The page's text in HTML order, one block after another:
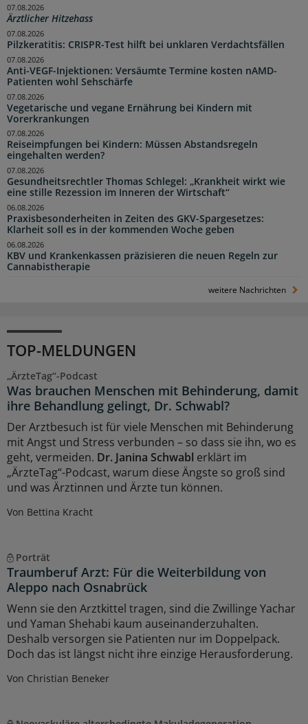
Ärztlicher Hitzehass
07.08.2026
Pilzkeratitis: CRISPR-Test hilft bei unklaren Verdachtsfällen
07.08.2026
Anti-VEGF-Injektionen: Versäumte Termine kosten nAMD-
Patienten wohl Sehschärfe
07.08.2026
Vegetarische und vegane Ernährung bei Kindern mit
Vorerkrankungen
07.08.2026
Reiseimpfungen bei Kindern: Müssen Abstandsregeln
eingehalten werden?
07.08.2026
Gesundheitsrechtler Thomas Schlegel: „Krankheit wirkt wie
eine stille Rezession im Inneren der Wirtschaft“
07.08.2026
Praxisbesonderheiten in Zeiten des GKV-Spargesetzes:
Klarheit soll es in der kommenden Woche geben
06.08.2026
KBV und Krankenkassen präzisieren die neuen Regeln zur
Cannabistherapie
06.08.2026
weitere Nachrichten
TOP-MELDUNGEN
„ÄrzteTag“-Podcast
Was brauchen Menschen mit Behinderung, damit
ihre Behandlung gelingt, Dr. Schwabl?
Der Arztbesuch ist für viele Menschen mit Behinderung
mit Angst und Stress verbunden – so dass sie ihn, wo es
geht, vermeiden. Dr. Janina Schwabl erklärt im
„ÄrzteTag“-Podcast, warum diese Ängste so groß sind
und was Ärztinnen und Ärzte tun können.
Von Bettina Kracht
Porträt
Traumberuf Arzt: Für die Weiterbildung von
Aleppo nach Osnabrück
Wenn sie den Arztkittel tragen, sind die Zwillinge Yachar
und Yaman Shehabi kaum auseinanderzuhalten.
Deshalb versorgen sie Patienten nur im Doppelpack.
Doch das ist längst nicht ihre einzige Herausforderung.
Von Christian Beneker